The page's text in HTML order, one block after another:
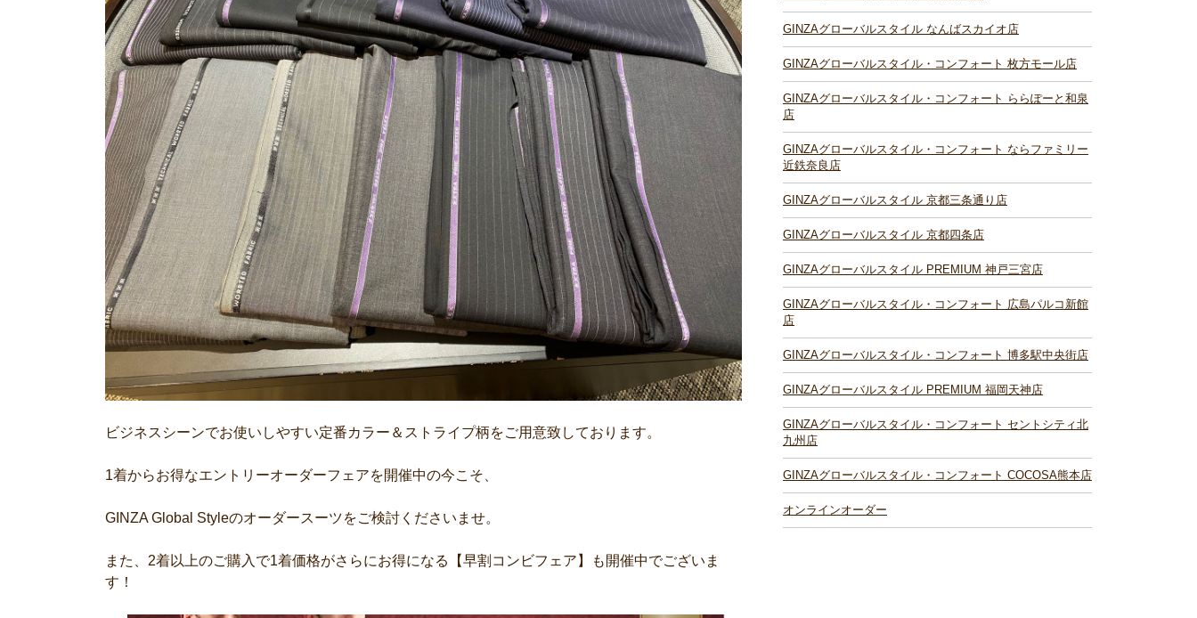
ビジネスシーンでお使いしやすい定番カラー＆ストライプ柄をご用意致しております。
1着からお得なエントリーオーダーフェアを開催中の今こそ、
GINZA Global Styleのオーダースーツをご検討くださいませ。
また、2着以上のご購入で1着価格がさらにお得になる【早割コンビフェア】も開催中でございま
す！
GINZAグローバルスタイル なんばスカイオ店
GINZAグローバルスタイル・コンフォート 枚方モール店
GINZAグローバルスタイル・コンフォート ららぽーと和泉
店
GINZAグローバルスタイル・コンフォート ならファミリー
近鉄奈良店
GINZAグローバルスタイル 京都三条通り店
GINZAグローバルスタイル 京都四条店
GINZAグローバルスタイル PREMIUM 神戸三宮店
GINZAグローバルスタイル・コンフォート 広島パルコ新館
店
GINZAグローバルスタイル・コンフォート 博多駅中央街店
GINZAグローバルスタイル PREMIUM 福岡天神店
GINZAグローバルスタイル・コンフォート セントシティ北
九州店
GINZAグローバルスタイル・コンフォート COCOSA熊本店
オンラインオーダー